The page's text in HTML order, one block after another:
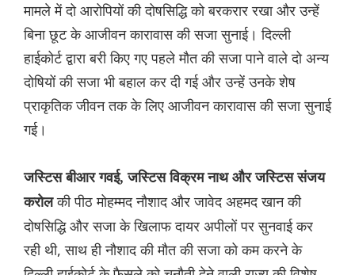
मामले में दो आरोपियों की दोषसिद्धि को बरकरार रखा और उन्हें
बिना छूट के आजीवन कारावास की सजा सुनाई। दिल्ली
हाईकोर्ट द्वारा बरी किए गए पहले मौत की सजा पाने वाले दो अन्य
दोषियों की सजा भी बहाल कर दी गई और उन्हें उनके शेष
प्राकृतिक जीवन तक के लिए आजीवन कारावास की सजा सुनाई
गई।
जस्टिस बीआर गवई, जस्टिस विक्रम नाथ और जस्टिस संजय
करोलकी पीठ मोहम्मद नौशाद और जावेद अहमद खान की
दोषसिद्धि और सजा के खिलाफ दायर अपीलों पर सुनवाई कर
रही थी, साथ ही नौशाद की मौत की सजा को कम करने के